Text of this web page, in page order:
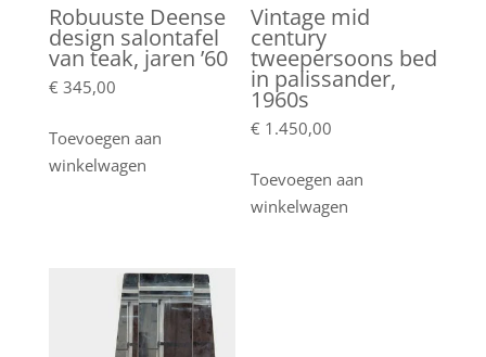
Robuuste Deense
design salontafel
van teak, jaren ’60
€ 345,00
Toevoegen aan
winkelwagen
Vintage mid
century
tweepersoons bed
in palissander,
1960s
€ 1.450,00
Toevoegen aan
winkelwagen